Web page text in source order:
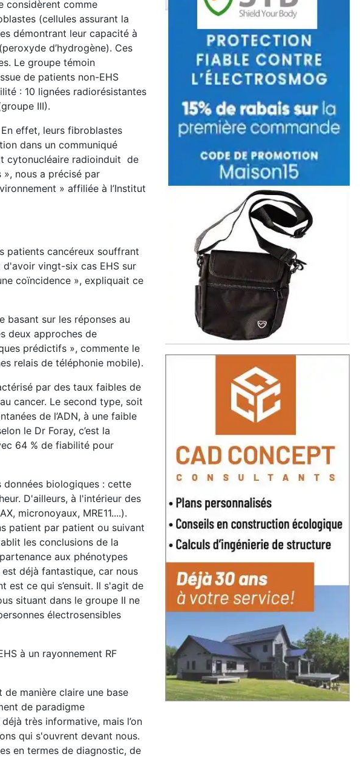
considèrent comme
(cellules assurant la
démontrant leur capacité à
d’hydrogène). Ces
Le groupe témoin
de patients non-EHS
: 10 lignées radiorésistantes
III).
effet, leurs fibroblastes
dans un communiqué
cytonucléaire radioinduit de
nous a précisé par
» affiliée à l’Institut
patients cancéreux souffrant
vingt-six cas EHS sur
coïncidence », expliquait ce
basant sur les réponses au
deux approches de
prédictifs », commente le
relais de téléphonie mobile).
par des taux faibles de
cancer. Le second type, soit
de l’ADN, à une faible
le Dr Foray, c’est la
64 % de fiabilité pour
données biologiques : cette
D'ailleurs, à l'intérieur des
micronoyaux, MRE11....).
patient par patient ou suivant
les conclusions de la
aux phénotypes
déjà fantastique, car nous
est ce qui s’ensuit. Il s'agit de
situant dans le groupe II ne
électrosensibles
à un rayonnement RF
manière claire une base
de paradigme
très informative, mais l’on
qui s'ouvrent devant nous.
en termes de diagnostic, de